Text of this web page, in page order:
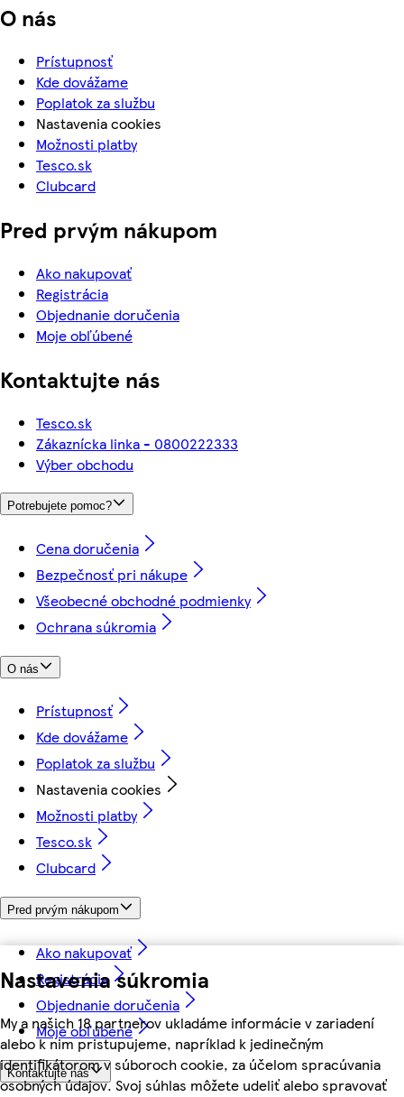
Nastavenia súkromia
My a našich 18 partnerov ukladáme informácie v zariadení
alebo k nim pristupujeme, napríklad k jedinečným
identifikátorom v súboroch cookie, za účelom spracúvania
osobných údajov. Svoj súhlas môžete udeliť alebo spravovať
O nás
Prístupnosť
Kde dovážame
Poplatok za službu
Nastavenia cookies
Možnosti platby
Tesco.sk
Clubcard
Pred prvým nákupom
Ako nakupovať
Registrácia
Objednanie doručenia
Moje obľúbené
Kontaktujte nás
Tesco.sk
Zákaznícka linka - 0800222333
Výber obchodu
Potrebujete pomoc?
Cena doručenia
Bezpečnosť pri nákupe
Všeobecné obchodné podmienky
Ochrana súkromia
O nás
Prístupnosť
Kde dovážame
Poplatok za službu
Nastavenia cookies
Možnosti platby
Tesco.sk
Clubcard
Pred prvým nákupom
Ako nakupovať
Registrácia
Objednanie doručenia
Moje obľúbené
Kontaktujte nás